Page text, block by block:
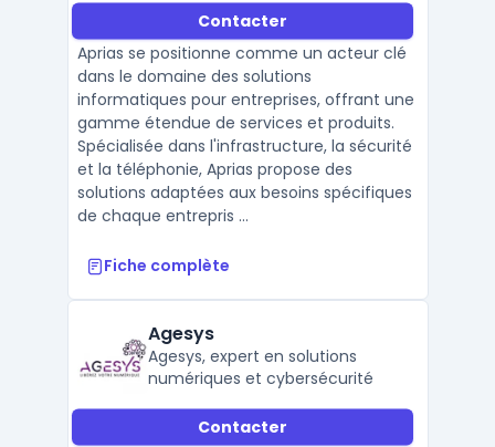
Contacter
Aprias se positionne comme un acteur clé
dans le domaine des solutions
informatiques pour entreprises, offrant une
gamme étendue de services et produits.
Spécialisée dans l'infrastructure, la sécurité
et la téléphonie, Aprias propose des
solutions adaptées aux besoins spécifiques
de chaque entrepris ...
Fiche complète
Agesys
Agesys, expert en solutions
numériques et cybersécurité
Contacter